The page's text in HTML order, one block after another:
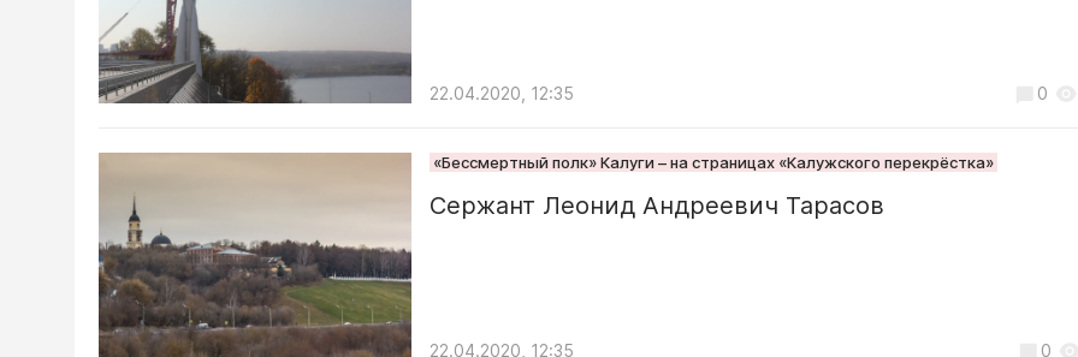
22.04.2020, 12:35 0
«Бессмертный полк» Калуги – на страницах «Калужского перекрёстка»
Сержант Леонид Андреевич Тарасов
22.04.2020, 12:35 0